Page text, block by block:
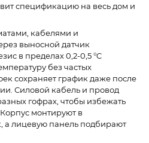
спецификацию на весь дом и
кабелями и
выносной датчик
в пределах 0,2-0,5 °C
без частых
сохраняет график даже после
Силовой кабель и провод
гофрах, чтобы избежать
монтируют в
а лицевую панель подбирают